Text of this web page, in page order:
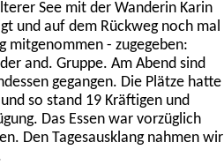
See mit der Wanderin Karin
und auf dem Rückweg noch mal
mitgenommen - zugegeben:
and. Gruppe. Am Abend sind
gegangen. Die Plätze hatte
so stand 19 Kräftigen und
Das Essen war vorzüglich
Den Tagesausklang nahmen wir